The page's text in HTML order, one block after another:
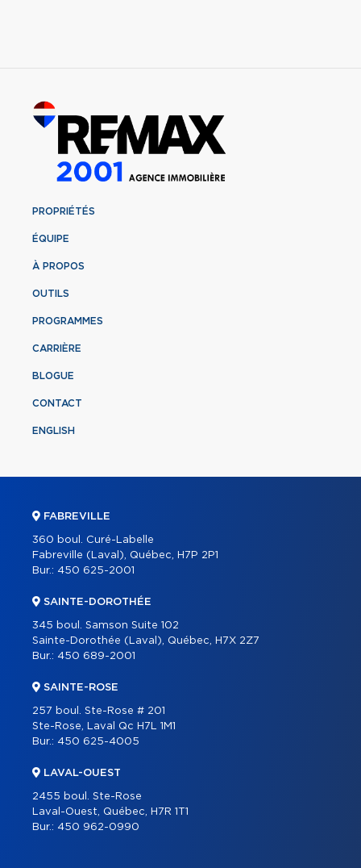
PROPRIÉTÉS
ÉQUIPE
À PROPOS
OUTILS
PROGRAMMES
CARRIÈRE
BLOGUE
CONTACT
ENGLISH
FABREVILLE
360 boul. Curé-Labelle
Fabreville (Laval), Québec, H7P 2P1
Bur.: 450 625-2001
SAINTE-DOROTHÉE
345 boul. Samson Suite 102
Sainte-Dorothée (Laval), Québec, H7X 2Z7
Bur.: 450 689-2001
SAINTE-ROSE
257 boul. Ste-Rose # 201
Ste-Rose, Laval Qc H7L 1M1
Bur.: 450 625-4005
LAVAL-OUEST
2455 boul. Ste-Rose
Laval-Ouest, Québec, H7R 1T1
Bur.: 450 962-0990